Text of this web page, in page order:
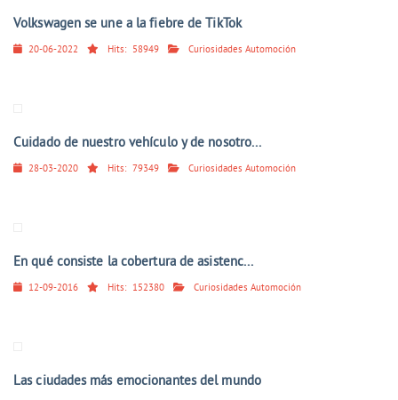
Volkswagen se une a la fiebre de TikTok
20-06-2022 Hits: 58949 Curiosidades Automoción
Cuidado de nuestro vehículo y de nosotro...
28-03-2020 Hits: 79349 Curiosidades Automoción
En qué consiste la cobertura de asistenc...
12-09-2016 Hits: 152380 Curiosidades Automoción
Las ciudades más emocionantes del mundo